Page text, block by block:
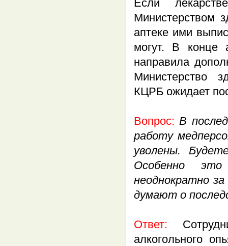
Если
Министерством
аптеке ими
могут. В конце
направила
Министерство
КЦРБ ожидает
Вопрос: В
работу
уволены.
Особенно это
неоднократно
думают о
Ответ:
алкогольного